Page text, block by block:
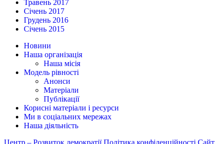
Травень 2017
Січень 2017
Грудень 2016
Січень 2015
Новини
Наша організація
Наша місія
Модель рівності
Анонси
Матеріали
Публікації
Корисні матеріали і ресурси
Ми в соціальних мережах
Наша діяльність
Центр – Розвиток демократії Політика конфіденційності Сайт